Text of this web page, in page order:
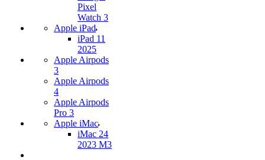
Pixel
Watch 3
Apple iPad
iPad 11
2025
Apple Airpods
3
Apple Airpods
4
Apple Airpods
Pro 3
Apple iMac
iMac 24
2023 M3